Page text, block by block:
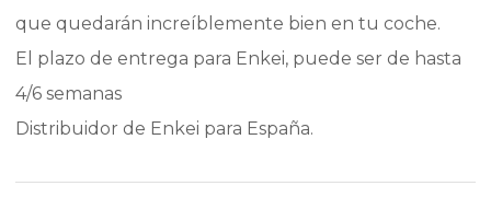
que quedarán increíblemente bien en tu coche.
El plazo de entrega para Enkei, puede ser de hasta
4/6 semanas
Distribuidor de Enkei para España.